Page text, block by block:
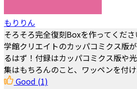
もりりん
そろそろ完全復刻Boxを作ってくだ
学館クリエイトのカッパコミクス版
るはず！付録はカッパコミクス版や
集はもちろんのこと、ワッペンを付
Good (1)